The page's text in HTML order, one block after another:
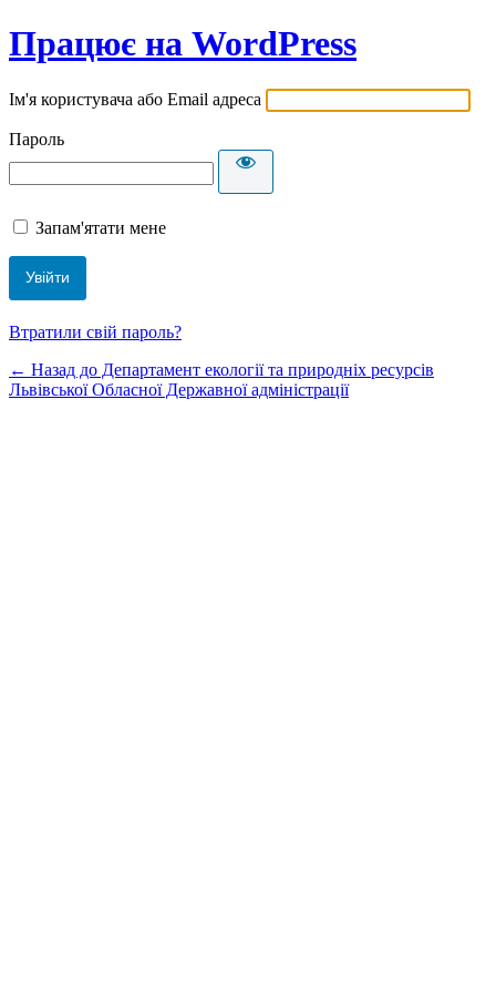
Працює на WordPress
Ім'я користувача або Email адреса
Пароль
Запам'ятати мене
Втратили свій пароль?
← Назад до Департамент екології та природніх ресурсів
Львівської Обласної Державної адміністрації